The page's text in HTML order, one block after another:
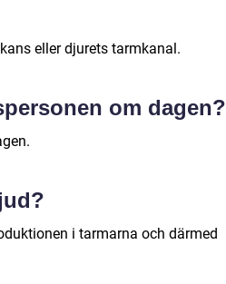
eller djurets tarmkanal.
om dagen?
i tarmarna och därmed